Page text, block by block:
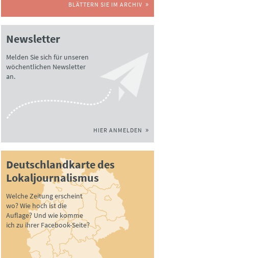
BLÄTTERN SIE IM ARCHIV
Newsletter
Melden Sie sich für unseren
wöchentlichen Newsletter
an.
HIER ANMELDEN
Deutschlandkarte des
Lokaljournalismus
Welche Zeitung erscheint
wo? Wie hoch ist die
Auflage? Und wie komme
ich zu ihrer Facebook-Seite?